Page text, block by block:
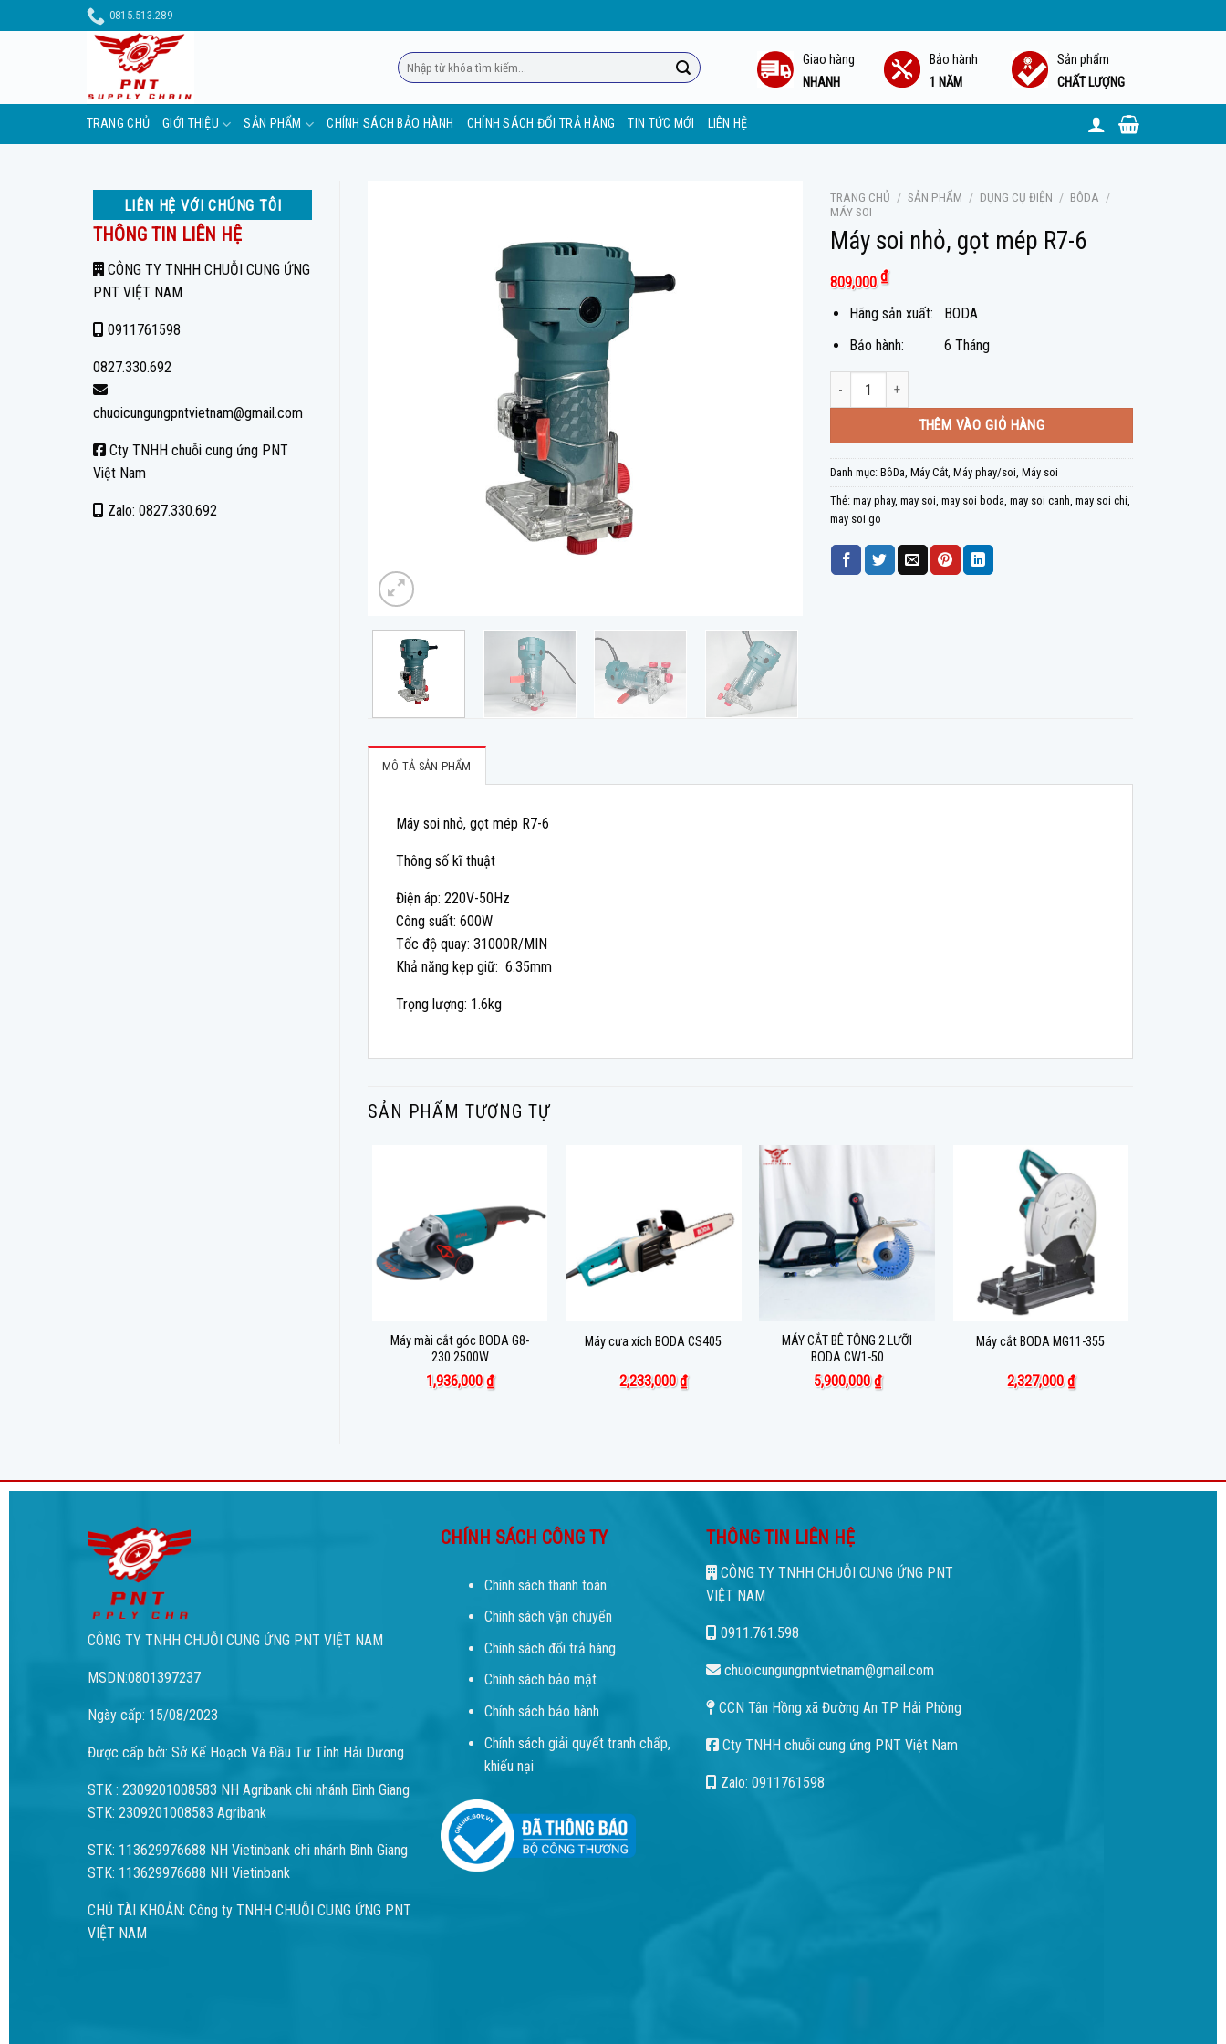
to
0815.513.289
Tìm
kiếm:
Giao hàng
NHANH
Bảo hành
1 NĂM
Sản phẩm
CHẤT LƯỢNG
TRANG CHỦ GIỚI THIỆU SẢN PHẨM CHÍNH SÁCH BẢO HÀNH CHÍNH SÁCH ĐỔI TRẢ HÀNG TIN TỨC MỚI LIÊN HỆ
LIÊN HỆ VỚI CHÚNG TÔI
THÔNG TIN LIÊN HỆ
CÔNG TY TNHH CHUỖI CUNG ỨNG
PNT VIỆT NAM
0911761598
0827.330.692
chuoicungungpntvietnam@gmail.com
Cty TNHH chuỗi cung ứng PNT
Việt Nam
Zalo: 0827.330.692
TRANG CHỦ / SẢN PHẨM / DỤNG CỤ ĐIỆN / BÔDA /
MÁY SOI
Máy soi nhỏ, gọt mép R7-6
809,000₫
Hãng sản xuất: BODA
Bảo hành: 6 Tháng
Máy soi nhỏ, gọt mép R7-6 số lượng
THÊM VÀO GIỎ HÀNG
Danh mục: BôDa, Máy Cắt, Máy phay/soi, Máy soi
Thẻ: may phay, may soi, may soi boda, may soi canh, may soi chi,
may soi go
MÔ TẢ SẢN PHẨM
Máy soi nhỏ, gọt mép R7-6
Thông số kĩ thuật
Điện áp: 220V-50Hz
Công suất: 600W
Tốc độ quay: 31000R/MIN
Khả năng kẹp giữ: 6.35mm
Trọng lượng: 1.6kg
SẢN PHẨM TƯƠNG TỰ
Máy mài cắt góc BODA G8-
230 2500W
1,936,000₫
Máy cưa xích BODA CS405
2,233,000₫
MÁY CẮT BÊ TÔNG 2 LƯỠI
BODA CW1-50
5,900,000₫
Máy cắt BODA MG11-355
2,327,000₫
CÔNG TY TNHH CHUỖI CUNG ỨNG PNT VIỆT NAM
MSDN:0801397237
Ngày cấp: 15/08/2023
Được cấp bởi: Sở Kế Hoạch Và Đầu Tư Tỉnh Hải Dương
STK : 2309201008583 NH Agribank chi nhánh Bình Giang
STK: 2309201008583 Agribank
STK: 113629976688 NH Vietinbank chi nhánh Bình Giang
STK: 113629976688 NH Vietinbank
CHỦ TÀI KHOẢN: Công ty TNHH CHUỖI CUNG ỨNG PNT
VIỆT NAM
CHÍNH SÁCH CÔNG TY
Chính sách thanh toán
Chính sách vận chuyển
Chính sách đổi trả hàng
Chính sách bảo mật
Chính sách bảo hành
Chính sách giải quyết tranh chấp,
khiếu nại
THÔNG TIN LIÊN HỆ
CÔNG TY TNHH CHUỖI CUNG ỨNG PNT
VIỆT NAM
0911.761.598
chuoicungungpntvietnam@gmail.com
CCN Tân Hồng xã Đường An TP Hải Phòng
Cty TNHH chuỗi cung ứng PNT Việt Nam
Zalo: 0911761598